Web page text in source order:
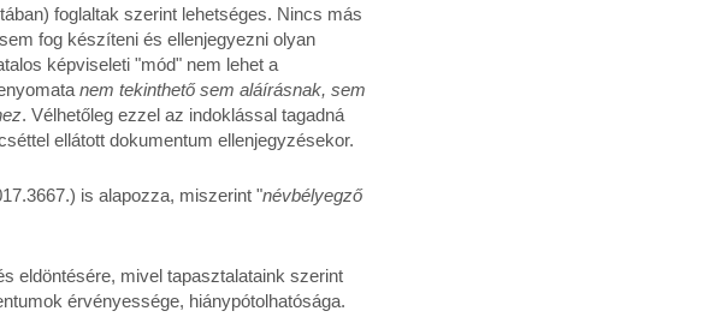
foglaltak szerint lehetséges. Nincs más
fog készíteni és ellenjegyezni olyan
képviseleti "mód" nem lehet a
nem tekinthető sem aláírásnak, sem
. Vélhetőleg ezzel az indoklással tagadná
ellátott dokumentum ellenjegyzésekor.
is alapozza, miszerint "névbélyegző
eldöntésére, mivel tapasztalataink szerint
érvényessége, hiánypótolhatósága.